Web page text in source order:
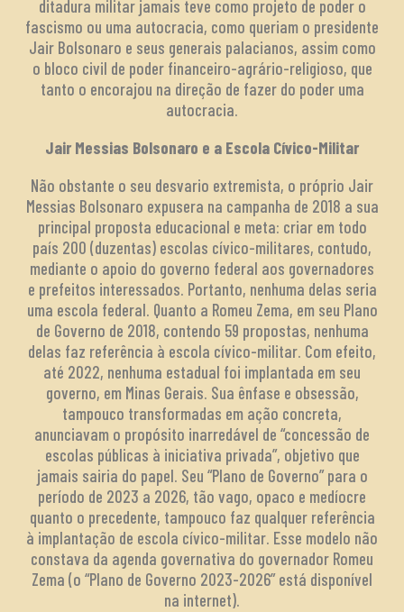
ditadura militar jamais teve como projeto de poder o
fascismo ou uma autocracia, como queriam o presidente
Jair Bolsonaro e seus generais palacianos, assim como
o bloco civil de poder financeiro-agrário-religioso, que
tanto o encorajou na direção de fazer do poder uma
autocracia.
Jair Messias Bolsonaro e a Escola Cívico-Militar
Não obstante o seu desvario extremista, o próprio Jair
Messias Bolsonaro expusera na campanha de 2018 a sua
principal proposta educacional e meta: criar em todo
país 200 (duzentas) escolas cívico-militares, contudo,
mediante o apoio do governo federal aos governadores
e prefeitos interessados. Portanto, nenhuma delas seria
uma escola federal. Quanto a Romeu Zema, em seu Plano
de Governo de 2018, contendo 59 propostas, nenhuma
delas faz referência à escola cívico-militar. Com efeito,
até 2022, nenhuma estadual foi implantada em seu
governo, em Minas Gerais. Sua ênfase e obsessão,
tampouco transformadas em ação concreta,
anunciavam o propósito inarredável de “concessão de
escolas públicas à iniciativa privada”, objetivo que
jamais sairia do papel. Seu “Plano de Governo” para o
período de 2023 a 2026, tão vago, opaco e medíocre
quanto o precedente, tampouco faz qualquer referência
à implantação de escola cívico-militar. Esse modelo não
constava da agenda governativa do governador Romeu
Zema (o “Plano de Governo 2023-2026” está disponível
na internet).